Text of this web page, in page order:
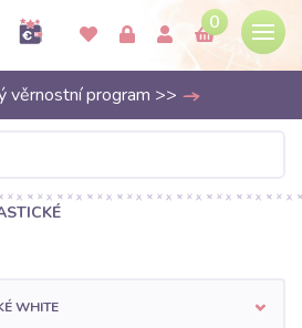
0
věrnostní program >>
WHITE